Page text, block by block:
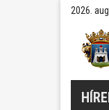
2026.